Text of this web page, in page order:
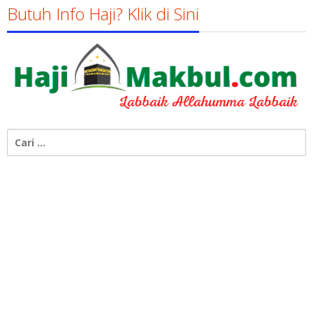
Butuh Info Haji? Klik di Sini
untuk: